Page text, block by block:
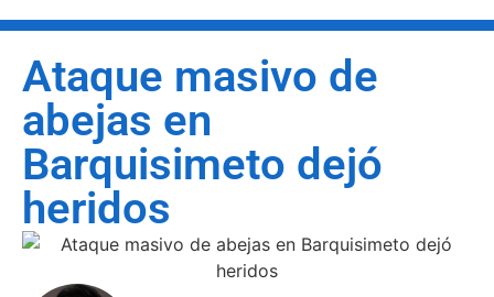
Ataque masivo de
abejas en
Barquisimeto dejó
heridos